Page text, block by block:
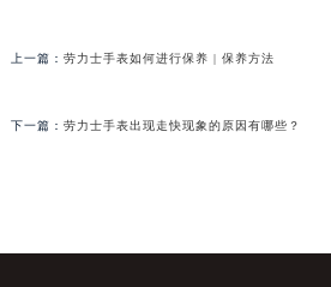
上一篇： 劳力士手表如何进行保养 | 保养方法
下一篇： 劳力士手表出现走快现象的原因有哪些？